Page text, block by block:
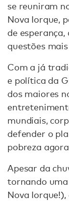
se reuniram
Nova Iorque,
de
questões
Com a já
e política da
dos maiores
mundiais,
defender o
pobreza
Apesar da
tornando
Nova